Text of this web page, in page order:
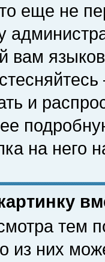
еще не
вам
и
на него
тем
из них